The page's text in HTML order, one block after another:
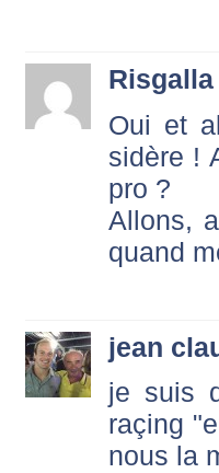
Risgalla
Oui et
sidère !
pro ?
Allons,
quand
jean
je suis
raçing
nous la